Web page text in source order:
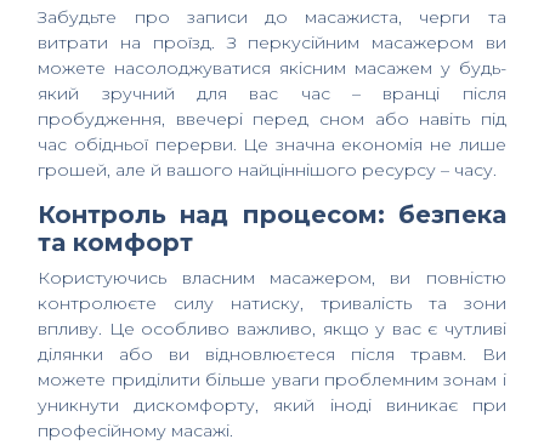
Забудьте про записи до масажиста, черги та
витрати на проїзд. З перкусійним масажером ви
можете насолоджуватися якісним масажем у будь-
який зручний для вас час – вранці після
пробудження, ввечері перед сном або навіть під
час обідньої перерви. Це значна економія не лише
грошей, але й вашого найціннішого ресурсу – часу.
Контроль над процесом: безпека
та комфорт
Користуючись власним масажером, ви повністю
контролюєте силу натиску, тривалість та зони
впливу. Це особливо важливо, якщо у вас є чутливі
ділянки або ви відновлюєтеся після травм. Ви
можете приділити більше уваги проблемним зонам і
уникнути дискомфорту, який іноді виникає при
професійному масажі.